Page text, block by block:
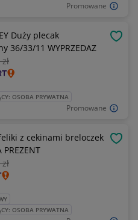
Promowane
Promowane
Duży plecak
przedszkolny 36/33/11 WYPRZEDAZ
OSOBA PRYWATNA
z cekinami breloczek
OSOBA PRYWATNA